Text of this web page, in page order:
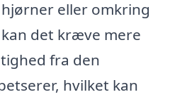
eller omkring
det kræve mere
fra den
hvilket kan